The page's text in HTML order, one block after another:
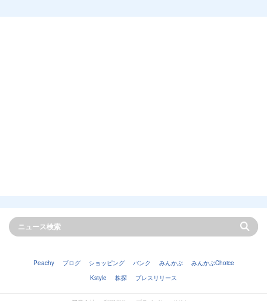
Peachy ブログ ショッピング バンク みんかぶ
みんかぶChoice
Kstyle
株探 プレスリリース